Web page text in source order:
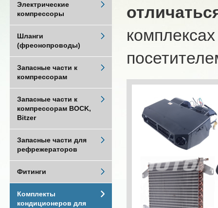
Электрические
компрессоры
Шланги
(фреонопроводы)
Запасные части к
компрессорам
Запасные части к
компрессорам BOCK,
Bitzer
Запасные части для
рефрежераторов
Фитинги
Комплекты
кондиционеров для